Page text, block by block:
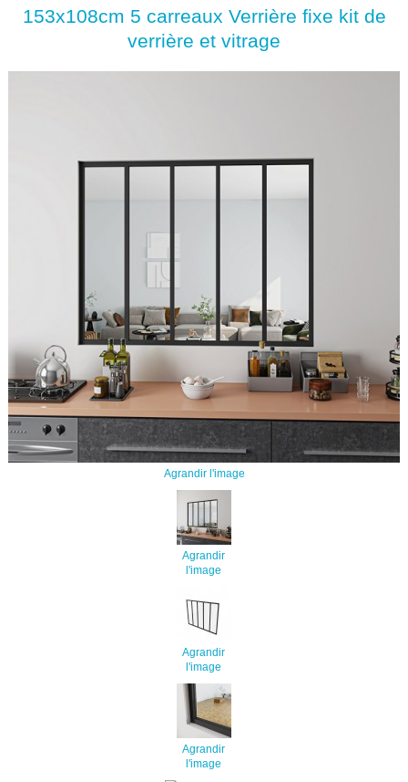
153x108cm 5 carreaux Verrière fixe kit de
verrière et vitrage
Agrandir l'image
Agrandir
l'image
Agrandir
l'image
Agrandir
l'image